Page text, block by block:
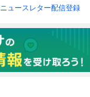
ニュースレター配信登録